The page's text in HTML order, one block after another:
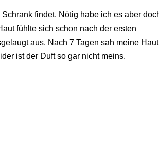
findet. Nötig habe ich es aber
fühlte sich schon nach der ersten
aus. Nach 7 Tagen sah meine
ist der Duft so gar nicht meins.